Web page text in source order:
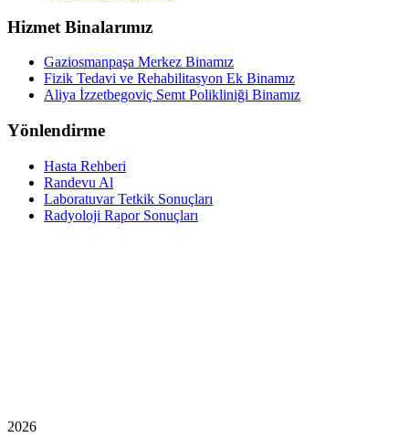
Hizmet Binalarımız
Gaziosmanpaşa Merkez Binamız
Fizik Tedavi ve Rehabilitasyon Ek Binamız
Aliya İzzetbegoviç Semt Polikliniği Binamız
Yönlendirme
Hasta Rehberi
Randevu Al
Laboratuvar Tetkik Sonuçları
Radyoloji Rapor Sonuçları
2026